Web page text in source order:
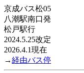
京成バス松05
八潮駅南口発
松戸駅行
2024.5.25改定
2026.4.1現在
→経由バス停